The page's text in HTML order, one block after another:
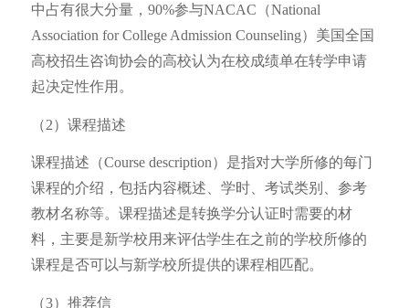
中占有很大分量，90%参与NACAC（National
Association for College Admission Counseling）美国全国
高校招生咨询协会的高校认为在校成绩单在转学申请
起决定性作用。
（2）课程描述
课程描述（Course description）是指对大学所修的每门
课程的介绍，包括内容概述、学时、考试类别、参考
教材名称等。课程描述是转换学分认证时需要的材
料，主要是新学校用来评估学生在之前的学校所修的
课程是否可以与新学校所提供的课程相匹配。
（3）推荐信